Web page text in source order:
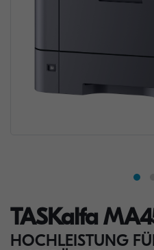
TASKalfa
HOCHLEISTUNG